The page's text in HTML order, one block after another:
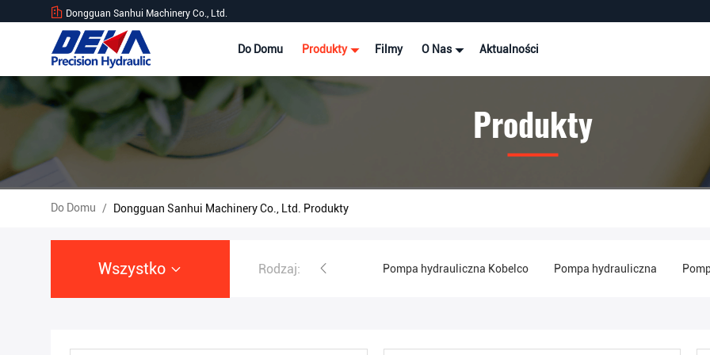
Dongguan Sanhui Machinery Co., Ltd.
Do Domu Produkty Filmy O Nas Aktualności
Produkty
Do Domu / Dongguan Sanhui Machinery Co., Ltd. Produkty
Wszystko Rodzaj:
Pompa hydrauliczna koparki Pompa hydrauliczna Kobelco Pompa hydrauliczna